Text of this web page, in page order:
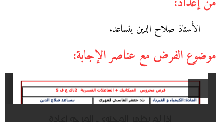
الأستاذ صلاح الدين بنساعد.
موضوع الفرض مع عناصر الإجابة: